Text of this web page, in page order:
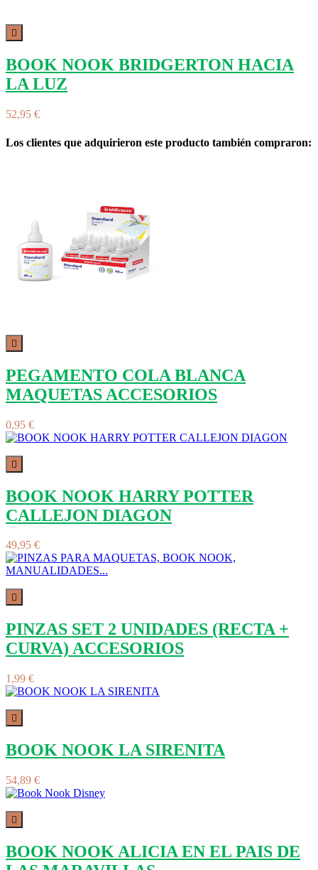

BOOK NOOK BRIDGERTON HACIA
LA LUZ
52,95 €
Los clientes que adquirieron este producto también compraron:

PEGAMENTO COLA BLANCA
MAQUETAS ACCESORIOS
0,95 €

BOOK NOOK HARRY POTTER
CALLEJON DIAGON
49,95 €

PINZAS SET 2 UNIDADES (RECTA +
CURVA) ACCESORIOS
1,99 €

BOOK NOOK LA SIRENITA
54,89 €

BOOK NOOK ALICIA EN EL PAIS DE